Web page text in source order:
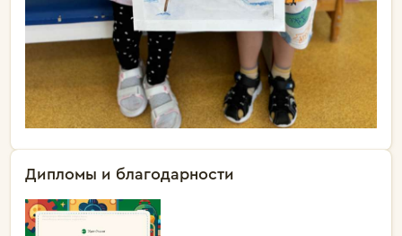
Дипломы и благодарности